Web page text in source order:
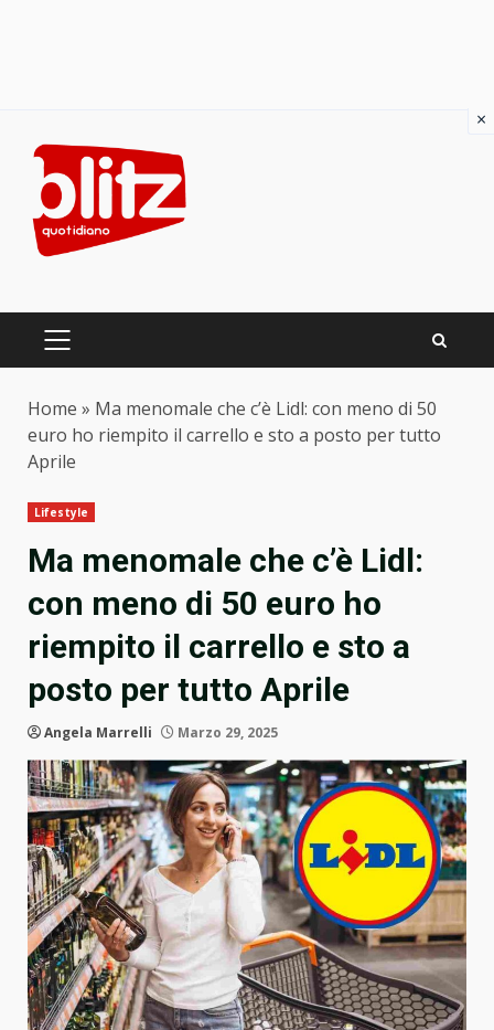
content
PRIMARY
Home » Ma menomale che c’è Lidl: con meno di 50
euro ho riempito il carrello e sto a posto per tutto
Aprile
Lifestyle
Ma menomale che c’è Lidl:
con meno di 50 euro ho
riempito il carrello e sto a
posto per tutto Aprile
Angela Marrelli Marzo 29, 2025
×